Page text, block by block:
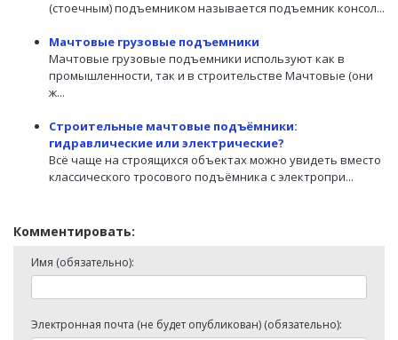
(стоечным) подъемником называется подъемник консол...
Мачтовые грузовые подъемники
Мачтовые грузовые подъемники используют как в
промышленности, так и в строительстве Мачтовые (они
ж...
Строительные мачтовые подъёмники:
гидравлические или электрические?
Всё чаще на строящихся объектах можно увидеть вместо
классического тросового подъёмника с электропри...
Комментировать:
Имя (обязательно):
Электронная почта (не будет опубликован) (обязательно):